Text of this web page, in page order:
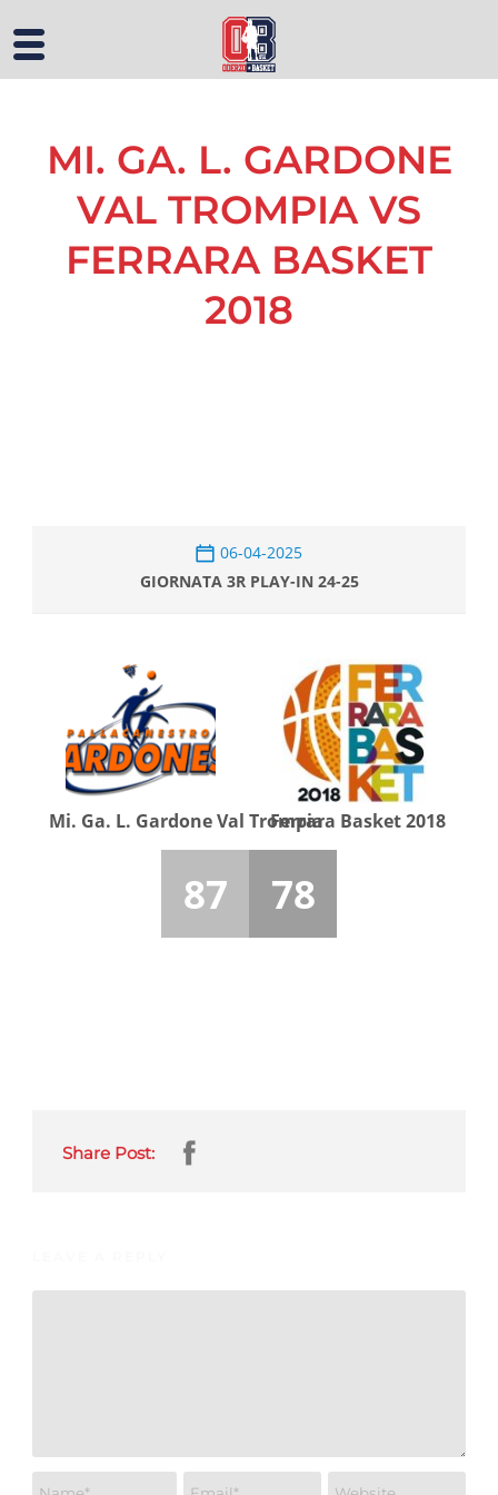
MI. GA. L. GARDONE
VAL TROMPIA VS
FERRARA BASKET
2018
06-04-2025
GIORNATA 3R PLAY-IN 24-25
Mi. Ga. L. Gardone Val TrompiaFerrara Basket 2018
87 78
Share Post: